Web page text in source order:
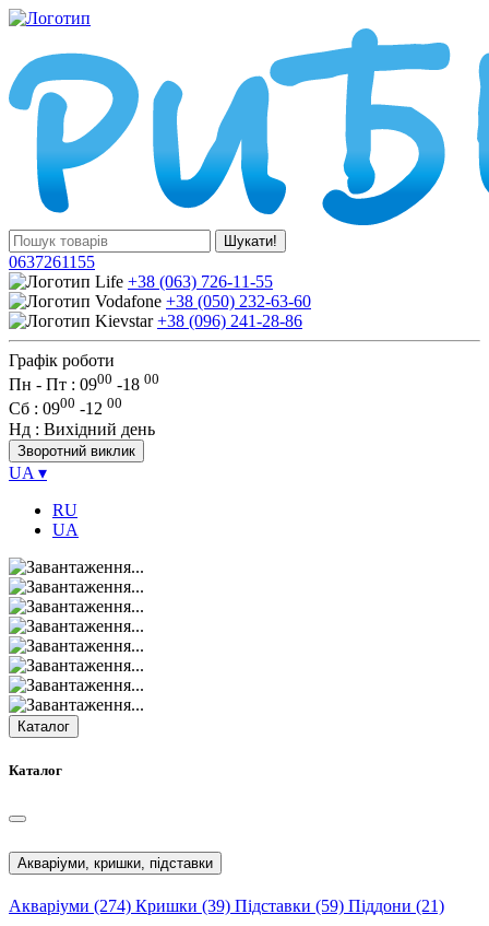
Шукати!
0637261155
+38 (063) 726-11-55
+38 (050) 232-63-60
+38 (096) 241-28-86
Графік роботи
Пн - Пт : 0900 -18 00
Сб : 0900 -12 00
Нд : Вихідний день
Зворотний виклик
UA ▾
RU
UA
Каталог
Каталог
Акваріуми, кришки, підставки
Акваріуми (274) Кришки (39) Підставки (59) Піддони (21)